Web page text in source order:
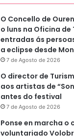
O Concello de
o luns na Oficina de
entradas ás
a eclipse desde
7 de Agosto de 2026
O director de
aos artistas de
antes do festival
7 de Agosto de 2026
Ponse en marcha o
voluntariado